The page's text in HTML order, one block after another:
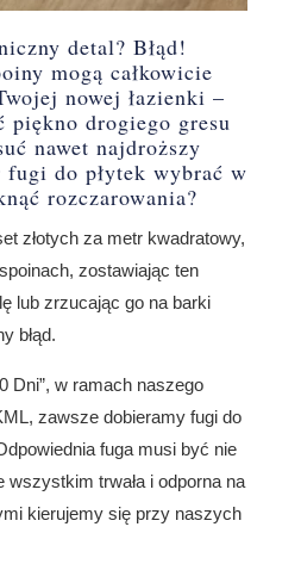
detal? Błąd!
mogą całkowicie
nowej łazienki –
drogiego gresu
nawet najdroższy
do płytek wybrać w
rozczarowania?
złotych za metr kwadratowy,
zostawiając ten
lub zrzucając go na barki
błąd.
Dni”, w ramach naszego
zawsze dobieramy fugi do
fuga musi być nie
wszystkim trwała i odporna na
kierujemy się przy naszych